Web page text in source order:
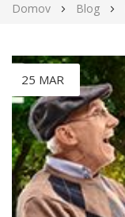
Domov Blog
25 MAR